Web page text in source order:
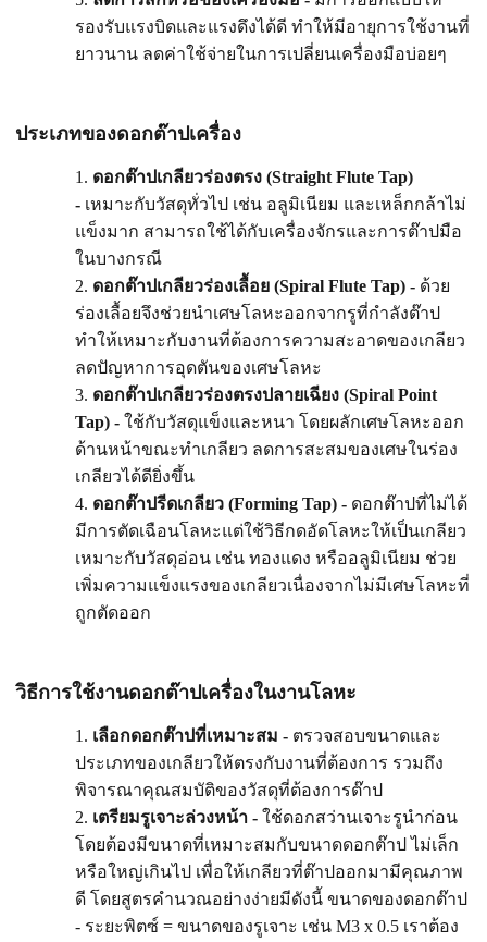
รองรับแรงบิดและแรงดึงได้ดี ทำให้มีอายุการใช้งานที่
ยาวนาน ลดค่าใช้จ่ายในการเปลี่ยนเครื่องมือบ่อยๆ
ประเภทของดอกต๊าปเครื่อง
ดอกต๊าปเกลียวร่องตรง (Straight Flute Tap)
- เหมาะกับวัสดุทั่วไป เช่น อลูมิเนียม และเหล็กกล้าไม่
แข็งมาก สามารถใช้ได้กับเครื่องจักรและการต๊าปมือ
ในบางกรณี
ดอกต๊าปเกลียวร่องเลื้อย (Spiral Flute Tap) - ด้วย
ร่องเลื้อยจึงช่วยนำเศษโลหะออกจากรูที่กำลังต๊าป
ทำให้เหมาะกับงานที่ต้องการความสะอาดของเกลียว
ลดปัญหาการอุดตันของเศษโลหะ
ดอกต๊าปเกลียวร่องตรงปลายเฉียง (Spiral Point
Tap) - ใช้กับวัสดุแข็งและหนา โดยผลักเศษโลหะออก
ด้านหน้าขณะทำเกลียว ลดการสะสมของเศษในร่อง
เกลียวได้ดียิ่งขึ้น
ดอกต๊าปรีดเกลียว (Forming Tap) - ดอกต๊าปที่ไม่ได้
มีการตัดเฉือนโลหะแต่ใช้วิธีกดอัดโลหะให้เป็นเกลียว
เหมาะกับวัสดุอ่อน เช่น ทองแดง หรืออลูมิเนียม ช่วย
เพิ่มความแข็งแรงของเกลียวเนื่องจากไม่มีเศษโลหะที่
ถูกตัดออก
วิธีการใช้งานดอกต๊าปเครื่องในงานโลหะ
เลือกดอกต๊าปที่เหมาะสม - ตรวจสอบขนาดและ
ประเภทของเกลียวให้ตรงกับงานที่ต้องการ รวมถึง
พิจารณาคุณสมบัติของวัสดุที่ต้องการต๊าป
เตรียมรูเจาะล่วงหน้า - ใช้ดอกสว่านเจาะรูนำก่อน
โดยต้องมีขนาดที่เหมาะสมกับขนาดดอกต๊าป ไม่เล็ก
หรือใหญ่เกินไป เพื่อให้เกลียวที่ต๊าปออกมามีคุณภาพ
ดี โดยสูตรคำนวณอย่างง่ายมีดังนี้ ขนาดของดอกต๊าป
- ระยะพิตซ์ = ขนาดของรูเจาะ เช่น M3 x 0.5 เราต้อง